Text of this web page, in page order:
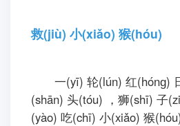
救(jiù) 小(xiǎo) 猴(hóu)
一(yī) 轮(lún) 红(hónɡ)
(shān) 头(tóu) ，狮(shī) 子
(yào) 吃(chī) 小(xiǎo) 猴(hóu)